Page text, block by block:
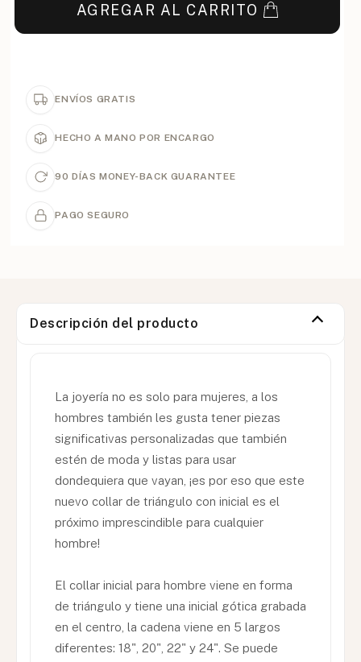
AGREGAR AL CARRITO
ENVÍOS GRATIS
HECHO A MANO POR ENCARGO
90 DÍAS MONEY-BACK GUARANTEE
PAGO SEGURO
Descripción del producto
La joyería no es solo para mujeres, a los
hombres también les gusta tener piezas
significativas personalizadas que también
estén de moda y listas para usar
dondequiera que vayan, ¡es por eso que este
nuevo collar de triángulo con inicial es el
próximo imprescindible para cualquier
hombre!
El collar inicial para hombre viene en forma
de triángulo y tiene una inicial gótica grabada
en el centro, la cadena viene en 5 largos
diferentes: 18", 20", 22" y 24". Se puede